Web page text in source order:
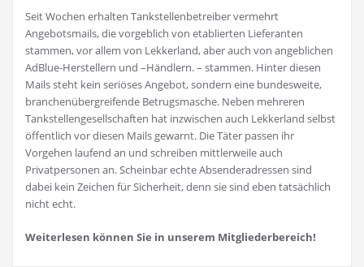
Seit Wochen erhalten Tankstellenbetreiber vermehrt
Angebotsmails, die vorgeblich von etablierten Lieferanten
stammen, vor allem von Lekkerland, aber auch von angeblichen
AdBlue-Herstellern und –Händlern. – stammen. Hinter diesen
Mails steht kein seriöses Angebot, sondern eine bundesweite,
branchenübergreifende Betrugsmasche. Neben mehreren
Tankstellengesellschaften hat inzwischen auch Lekkerland selbst
öffentlich vor diesen Mails gewarnt. Die Täter passen ihr
Vorgehen laufend an und schreiben mittlerweile auch
Privatpersonen an. Scheinbar echte Absenderadressen sind
dabei kein Zeichen für Sicherheit, denn sie sind eben tatsächlich
nicht echt.
Weiterlesen können Sie in unserem Mitgliederbereich!